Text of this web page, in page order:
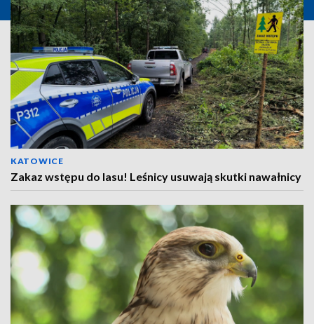
KATOWICE
Zakaz wstępu do lasu! Leśnicy usuwają skutki nawałnicy